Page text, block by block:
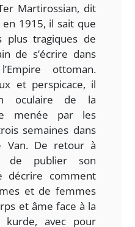
Martirossian, dit
1915, il sait que
plus tragiques de
de s’écrire dans
ottoman.
et perspicace, il
oculaire de la
menée par les
semaines dans
Van. De retour à
de publier son
décrire comment
et de femmes
et âme face à la
avec pour